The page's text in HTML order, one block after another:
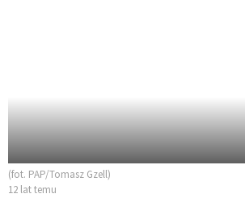
(fot. PAP/Tomasz Gzell)
12 lat temu